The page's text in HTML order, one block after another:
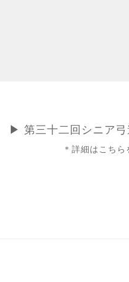
▶ 第三十二回シニア
＊詳細はこちら